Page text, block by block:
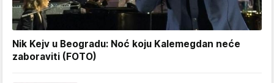
Nik Kejv u Beogradu: Noć koju Kalemegdan neće
zaboraviti (FOTO)